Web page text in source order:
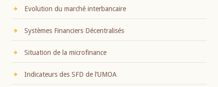
Evolution du marché interbancaire
Systèmes Financiers Décentralisés
Situation de la microfinance
Indicateurs des SFD de l’UMOA